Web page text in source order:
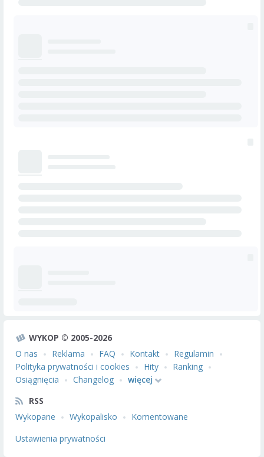
WYKOP © 2005-2026
O nas
Reklama FAQ Kontakt
Regulamin
Polityka prywatności i cookies
Hity
Ranking
Osiągnięcia
Changelog
więcej
RSS
Wykopane
Wykopalisko
Komentowane
Ustawienia prywatności